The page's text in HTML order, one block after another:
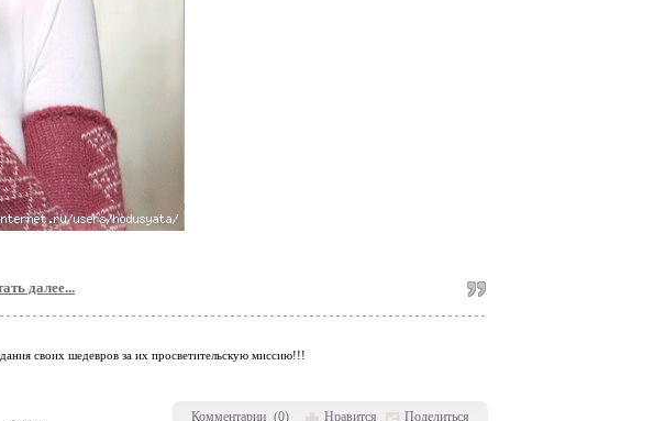
Комментарии (0) Нравится Поделиться
далее...
своих шедевров за их просветительскую миссию!!!